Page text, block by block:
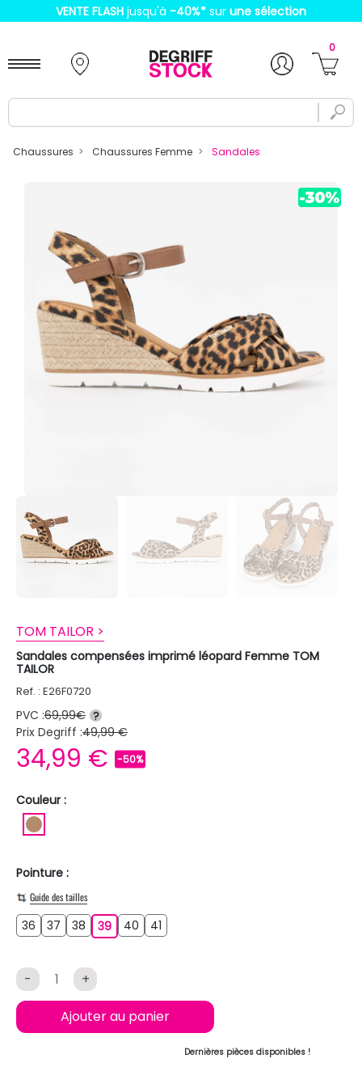
VENTE FLASH jusqu'à -40%* sur une sélection
0
Chaussures Chaussures Femme Sandales
TOM TAILOR >
Sandales compensées imprimé léopard Femme TOM
TAILOR
Ref. : E26F0720
PVC :69,99€ ?
Prix Degriff :49,99 €
34,99 € -50%
Couleur :
Pointure :
Guide des tailles
36 3637 3738 383939 40 4041
- +
Ajouter au panier
Dernières pièces disponibles !